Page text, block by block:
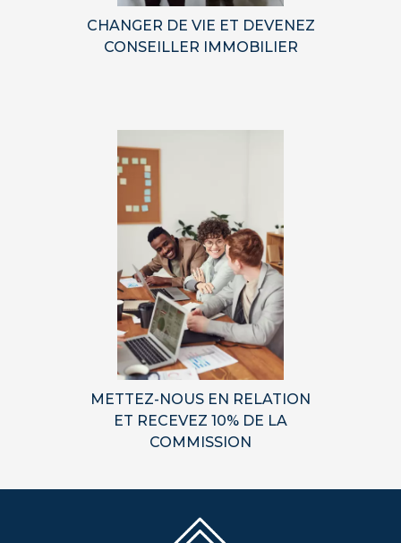
CHANGER DE VIE ET DEVENEZ
CONSEILLER IMMOBILIER
METTEZ-NOUS EN RELATION
ET RECEVEZ 10% DE LA
COMMISSION